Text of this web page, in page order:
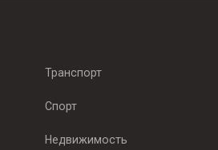
Транспорт
Спорт
Недвижимость